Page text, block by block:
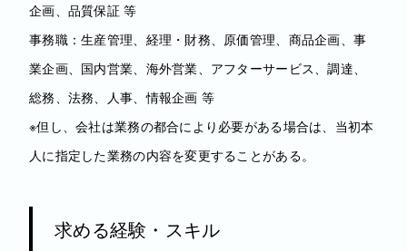
企画、品質保証 等
事務職：生産管理、経理・財務、原価管理、商品企画、事
業企画、国内営業、海外営業、アフターサービス、調達、
総務、法務、人事、情報企画 等
※但し、会社は業務の都合により必要がある場合は、当初本
人に指定した業務の内容を変更することがある。
求める経験・スキル